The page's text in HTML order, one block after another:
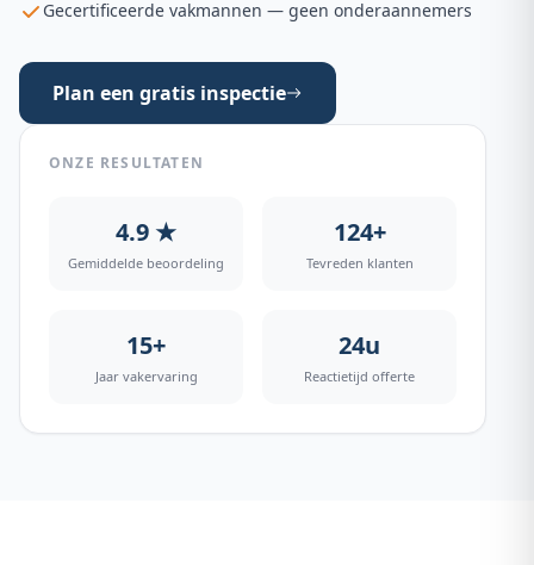
Gecertificeerde vakmannen — geen onderaannemers
Plan een gratis inspectie
ONZE RESULTATEN
4.9 ★
Gemiddelde beoordeling
124+
Tevreden klanten
15+
Jaar vakervaring
24u
Reactietijd offerte